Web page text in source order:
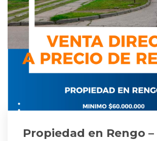
Propiedad en Rengo –